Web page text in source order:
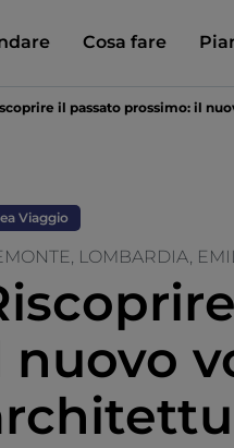
Cosa fare
il passato prossimo: il
Viaggio
LOMBARDIA,
nuovo